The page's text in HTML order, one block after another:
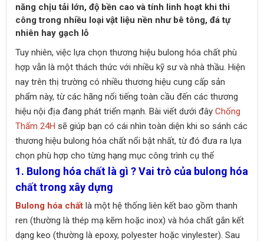
năng chịu tải lớn, độ bền cao và tính linh hoạt khi thi
công trong nhiều loại vật liệu nền như bê tông, đá tự
nhiên hay gạch lỗ
Tuy nhiên, việc lựa chọn thương hiệu bulong hóa chất phù
hợp vẫn là một thách thức với nhiều kỹ sư và nhà thầu. Hiện
nay trên thị trường có nhiều thương hiệu cung cấp sản
phẩm này, từ các hãng nổi tiếng toàn cầu đến các thương
hiệu nội địa đang phát triển mạnh. Bài viết dưới đây Chống
Thấm 24H sẽ giúp bạn có cái nhìn toàn diện khi so sánh các
thương hiệu bulong hóa chất nổi bật nhất, từ đó đưa ra lựa
chọn phù hợp cho từng hạng mục công trình cụ thể
1. Bulong hóa chất là gì ? Vai trò của bulong hóa
chất trong xây dựng
Bulong hóa chất là một hệ thống liên kết bao gồm thanh
ren (thường là thép mạ kẽm hoặc inox) và hóa chất gắn kết
dạng keo (thường là epoxy, polyester hoặc vinylester). Sau